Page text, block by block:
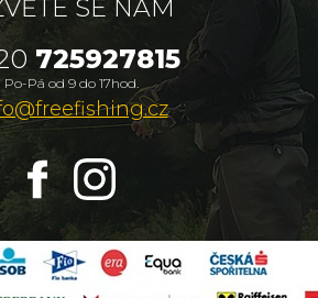
SE NÁM
725927815
Po-Pá od 9 do 17hod.